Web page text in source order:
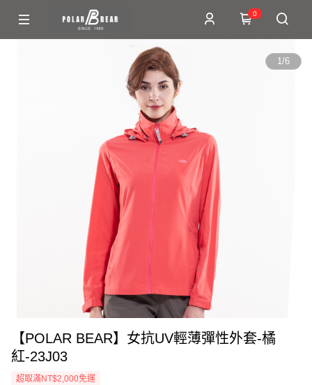
0
1/6
【POLAR BEAR】女抗UV輕薄彈性外套-橘
紅-23J03
超取滿NT$2,000免運